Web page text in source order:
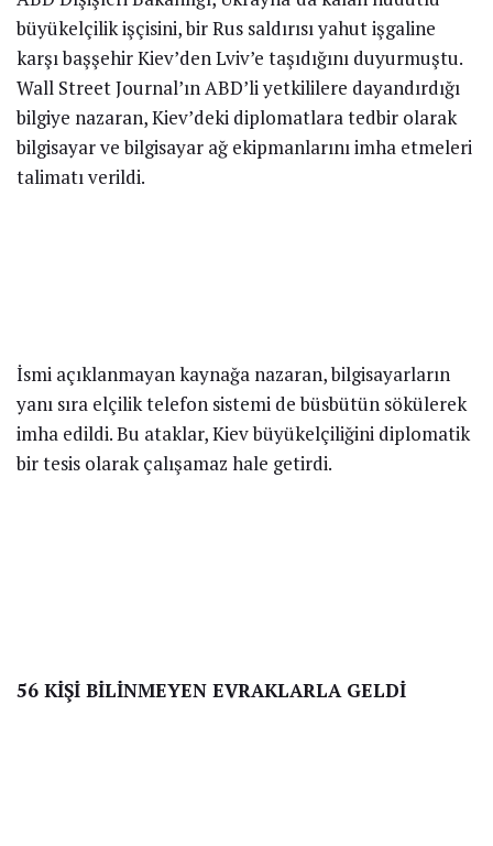
büyükelçilik işçisini, bir Rus saldırısı yahut işgaline
karşı başşehir Kiev’den Lviv’e taşıdığını duyurmuştu.
Wall Street Journal’ın ABD’li yetkililere dayandırdığı
bilgiye nazaran, Kiev’deki diplomatlara tedbir olarak
bilgisayar ve bilgisayar ağ ekipmanlarını imha etmeleri
talimatı verildi.
İsmi açıklanmayan kaynağa nazaran, bilgisayarların
yanı sıra elçilik telefon sistemi de büsbütün sökülerek
imha edildi. Bu ataklar, Kiev büyükelçiliğini diplomatik
bir tesis olarak çalışamaz hale getirdi.
56 KİŞİ BİLİNMEYEN EVRAKLARLA GELDİ